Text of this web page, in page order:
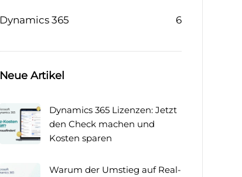
Dynamics 365 6
Neue Artikel
Dynamics 365 Lizenzen: Jetzt
den Check machen und
Kosten sparen
Warum der Umstieg auf Real-